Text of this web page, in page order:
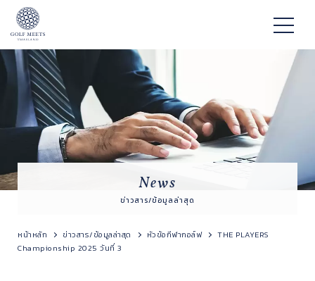
News
ข่าวสาร/ข้อมูลล่าสุด
หน้าหลัก ข่าวสาร/ข้อมูลล่าสุด หัวข้อกีฬากอล์ฟ
THE PLAYERS
Championship 2025 วันที่ 3